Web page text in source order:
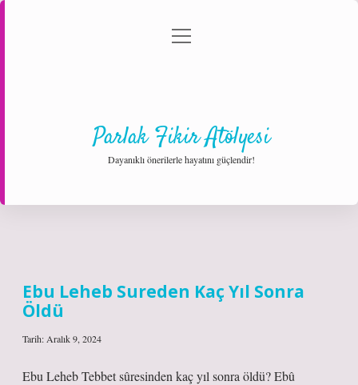
Gizlilik Politikası
menüyü
Parlak Fikir Atölyesi
Dayanıklı önerilerle hayatını güçlendir!
Fikir
Atölyesi
Yazılar
Ebu Leheb Sureden Kaç Yıl Sonra
Öldü
Tarih: Aralık 9, 2024
Ebu Leheb Tebbet sûresinden kaç yıl sonra öldü? Ebû